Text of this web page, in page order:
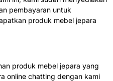
pembayaran untuk
produk mebel jepara
produk mebel jepara yang
online chatting dengan kami